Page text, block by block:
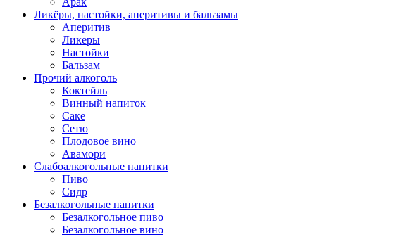
Ликёры, настойки, аперитивы и бальзамы
Аперитив
Ликеры
Настойки
Бальзам
Прочий алкоголь
Коктейль
Винный напиток
Саке
Сетю
Плодовое вино
Авамори
Слабоалкогольные напитки
Пиво
Сидр
Безалкогольные напитки
Безалкогольное пиво
Безалкогольное вино